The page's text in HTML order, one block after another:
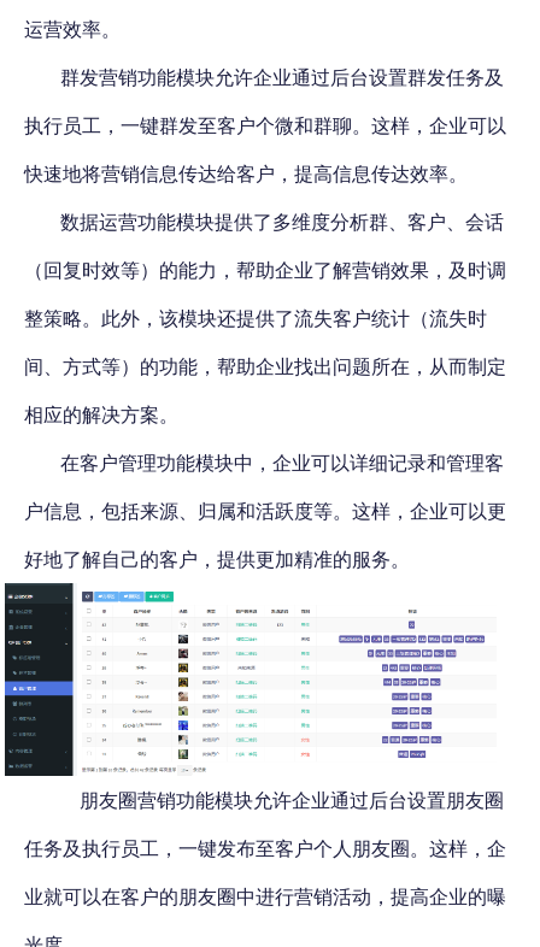
运营效率。
群发营销功能模块允许企业通过后台设置群发任务及
执行员工，一键群发至客户个微和群聊。这样，企业可以
快速地将营销信息传达给客户，提高信息传达效率。
数据运营功能模块提供了多维度分析群、客户、会话
（回复时效等）的能力 ，帮助企业了解营销效果，及时调
整策略。此外，该模块还提供了流失客户统计（流失时
间、方式等）的功能，帮助企业找出问题所在，从而制定
相应的解决方案。
在客户管理功能模块中，企业可以详细记录和管理客
户信息，包括来源、归属和活跃度等。这样，企业可以更
好地了解自己的客户，提供更加精准的服务。
朋友圈营销功能模块允许企业通过后台设置朋友圈
任务及执行员工，一键发布至客户个人朋友圈。这样，企
业就可以在客户的朋友圈中进行营销活动，提高企业的曝